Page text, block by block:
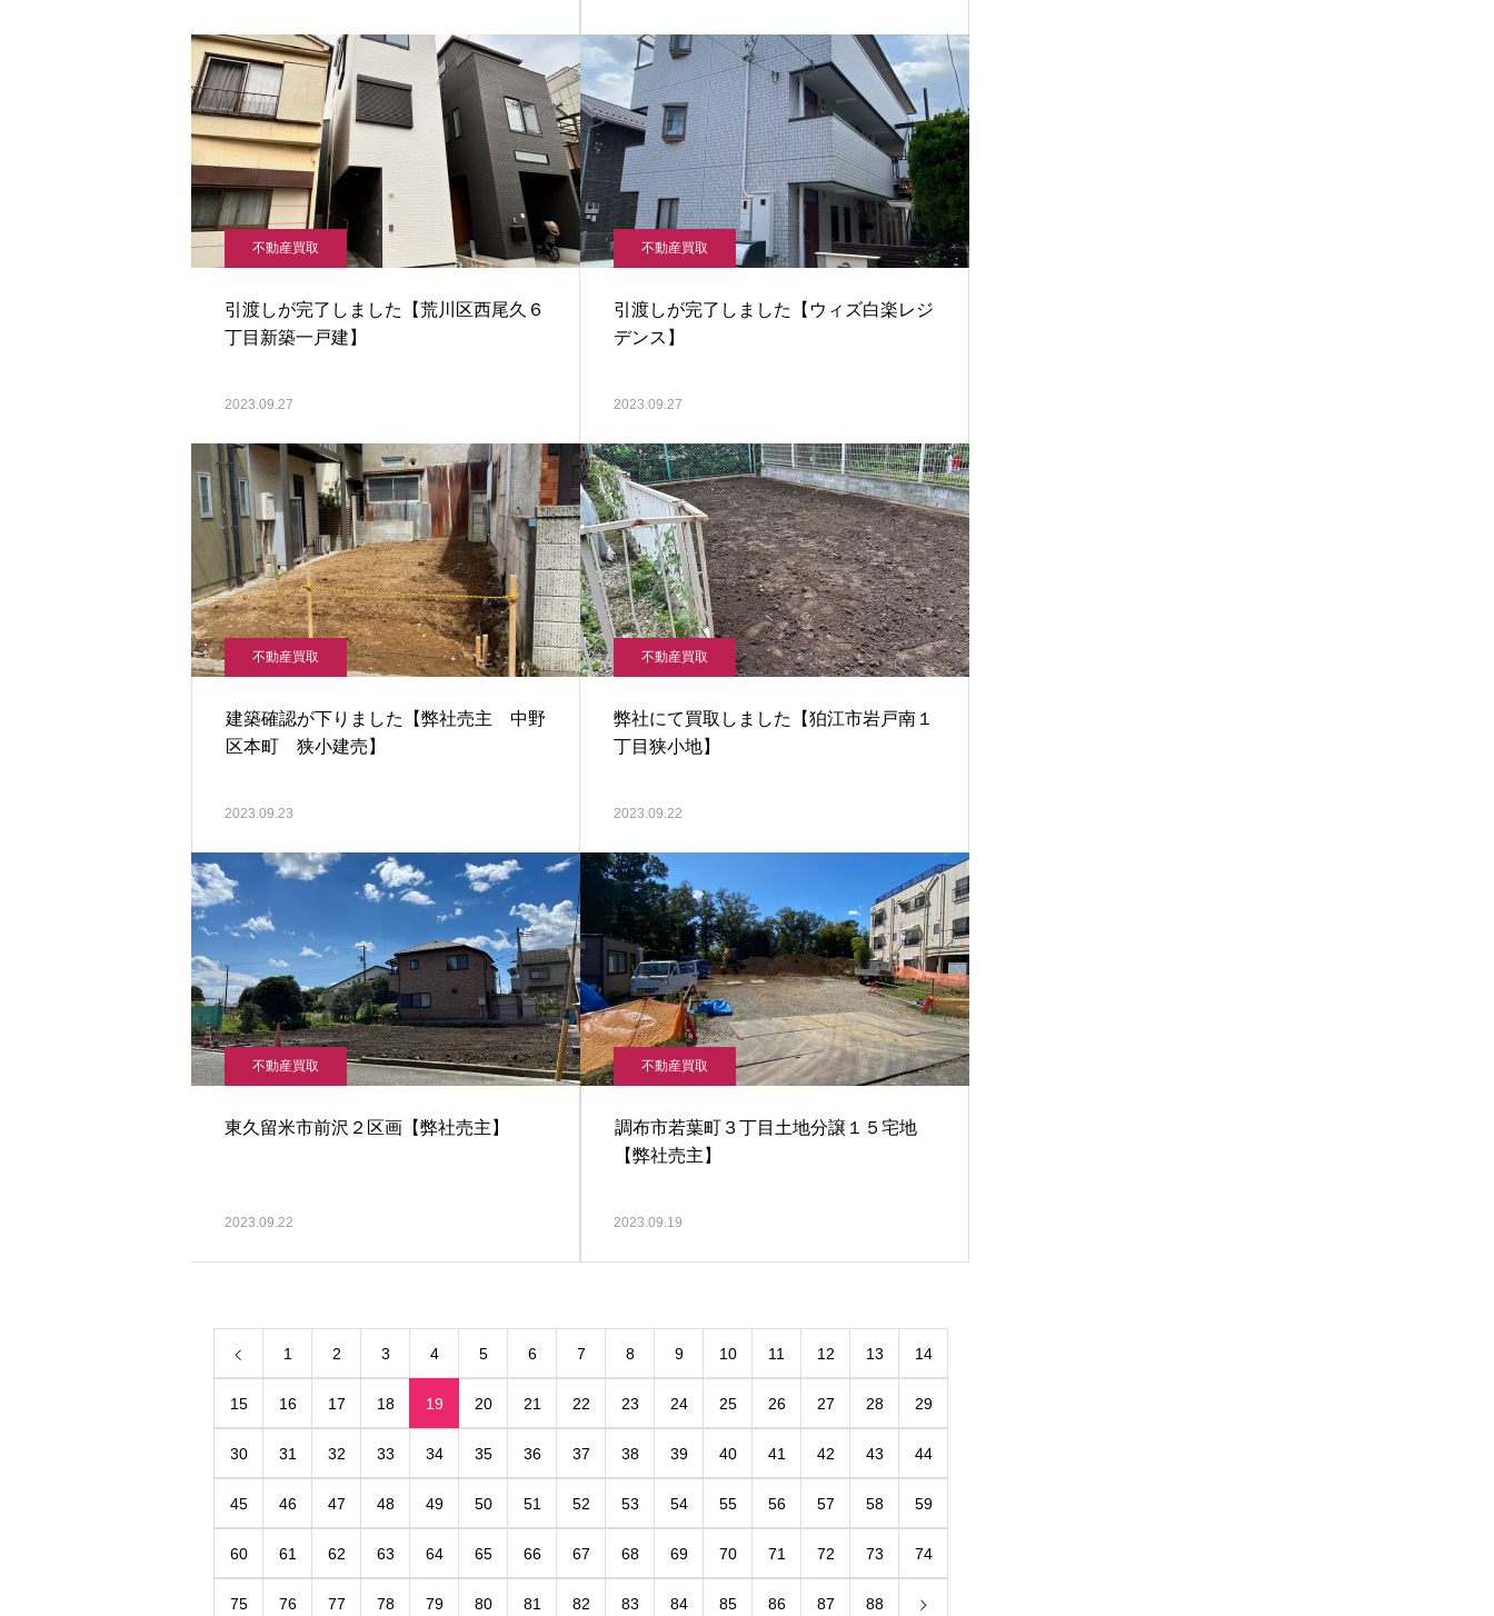
不動産買取
引渡しが完了しました【荒川区西尾久６
丁目新築一戸建】
2023.09.27
不動産買取
引渡しが完了しました【ウィズ白楽レジ
デンス】
2023.09.27
不動産買取
建築確認が下りました【弊社売主 中野
区本町 狭小建売】
2023.09.23
不動産買取
弊社にて買取しました【狛江市岩戸南１
丁目狭小地】
2023.09.22
不動産買取
東久留米市前沢２区画【弊社売主】
2023.09.22
不動産買取
調布市若葉町３丁目土地分譲１５宅地
【弊社売主】
2023.09.19
1 2 3 4 5 6 7 8 9 10 11 12 13 14
15 16 17 18 19 20 21 22 23 24 25 26 27 28 29
30 31 32 33 34 35 36 37 38 39 40 41 42 43 44
45 46 47 48 49 50 51 52 53 54 55 56 57 58 59
60 61 62 63 64 65 66 67 68 69 70 71 72 73 74
75 76 77 78 79 80 81 82 83 84 85 86 87 88